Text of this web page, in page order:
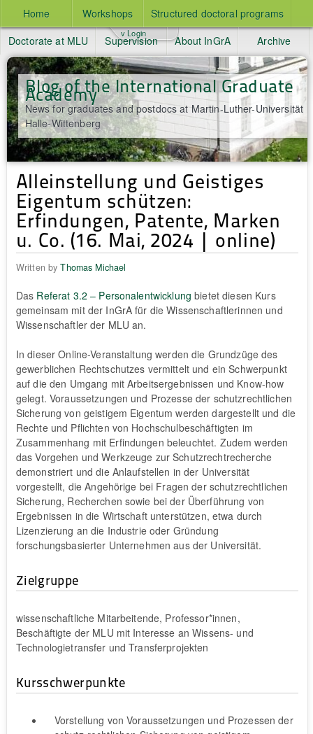
Home Workshops
Structured doctoral programs
Doctorate at MLU
Supervision About InGrA Archive
Blog of the International Graduate
Academy
News for graduates and postdocs at Martin-Luther-Universität
Halle-Wittenberg
v Login
Alleinstellung und Geistiges
Eigentum schützen:
Erfindungen, Patente, Marken
u. Co. (16. Mai, 2024 | online)
Written byThomas Michael
Das Referat 3.2 – Personalentwicklung bietet diesen Kurs
gemeinsam mit der InGrA für die Wissenschaftlerinnen und
Wissenschaftler der MLU an.
In dieser Online-Veranstaltung werden die Grundzüge des
gewerblichen Rechtschutzes vermittelt und ein Schwerpunkt
auf die den Umgang mit Arbeitsergebnissen und Know-how
gelegt. Voraussetzungen und Prozesse der schutzrechtlichen
Sicherung von geistigem Eigentum werden dargestellt und die
Rechte und Pflichten von Hochschulbeschäftigten im
Zusammenhang mit Erfindungen beleuchtet. Zudem werden
das Vorgehen und Werkzeuge zur Schutzrechtrecherche
demonstriert und die Anlaufstellen in der Universität
vorgestellt, die Angehörige bei Fragen der schutzrechtlichen
Sicherung, Recherchen sowie bei der Überführung von
Ergebnissen in die Wirtschaft unterstützen, etwa durch
Lizenzierung an die Industrie oder Gründung
forschungsbasierter Unternehmen aus der Universität.
Zielgruppe
wissenschaftliche Mitarbeitende, Professor*innen,
Beschäftigte der MLU mit Interesse an Wissens- und
Technologietransfer und Transferprojekten
Kursschwerpunkte
Vorstellung von Voraussetzungen und Prozessen der